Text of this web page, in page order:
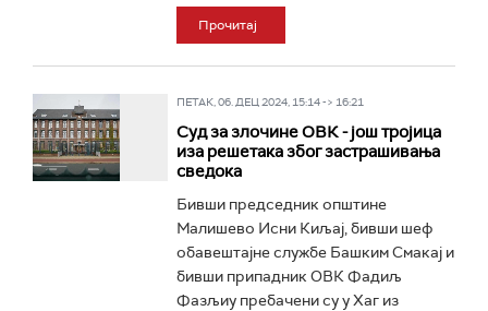
Прочитај
ПЕТАК, 06. ДЕЦ 2024, 15:14 -> 16:21
Суд за злочине ОВК - још тројица
иза решетака због застрашивања
сведока
Бивши председник општине
Малишево Исни Киљај, бивши шеф
обавештајне службе Башким Смакај и
бивши припадник ОВК Фадиљ
Фазљиу пребачени су у Хаг из